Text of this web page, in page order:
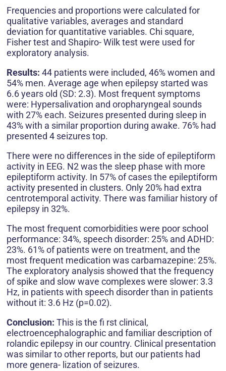
Frequencies and proportions were calculated for
qualitative variables, averages and standard
deviation for quantitative variables. Chi square,
Fisher test and Shapiro- Wilk test were used for
exploratory analysis.
Results: 44 patients were included, 46% women and
54% men. Average age when epilepsy started was
6.6 years old (SD: 2.3). Most frequent symptoms
were: Hypersalivation and oropharyngeal sounds
with 27% each. Seizures presented during sleep in
43% with a similar proportion during awake. 76% had
presented 4 seizures top.
There were no differences in the side of epileptiform
activity in EEG. N2 was the sleep phase with more
epileptiform activity. In 57% of cases the epileptiform
activity presented in clusters. Only 20% had extra
centrotemporal activity. There was familiar history of
epilepsy in 32%.
The most frequent comorbidities were poor school
performance: 34%, speech disorder: 25% and ADHD:
23%. 61% of patients were on treatment, and the
most frequent medication was carbamazepine: 25%.
The exploratory analysis showed that the frequency
of spike and slow wave complexes were slower: 3.3
Hz, in patients with speech disorder than in patients
without it: 3.6 Hz (p=0.02).
Conclusion: This is the fi rst clinical,
electroencephalographic and familiar description of
rolandic epilepsy in our country. Clinical presentation
was similar to other reports, but our patients had
more genera- lization of seizures.